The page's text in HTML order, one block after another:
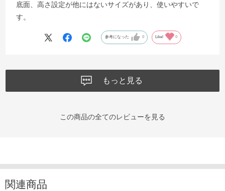
底面、高さ設定が他にはないサイズがあり、使いやすいで
す。
参考になった 0 Like! 0
もっと見る
この商品の全てのレビューを見る
関連商品